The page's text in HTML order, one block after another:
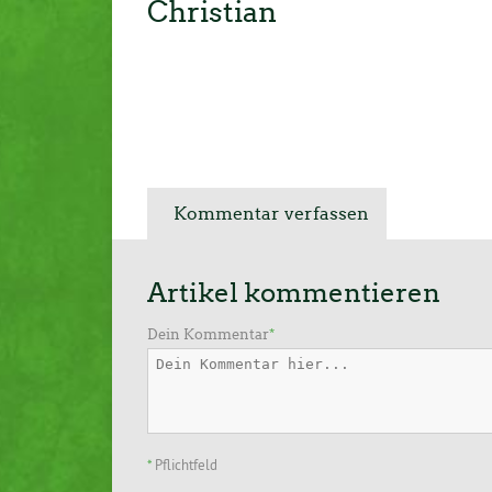
Christian
Kommentar verfassen
Artikel kommentieren
Dein Kommentar*
* Pflichtfeld